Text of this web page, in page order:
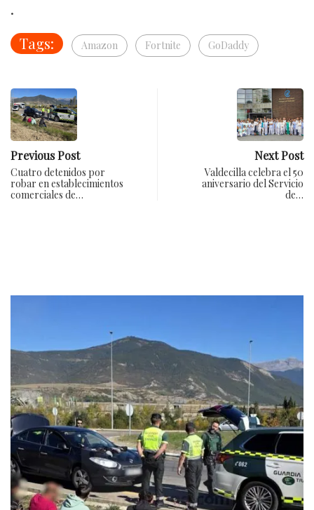
.
Tags:
Amazon Fortnite GoDaddy
Previous Post
Cuatro detenidos por
robar en establecimientos
comerciales de…
Next Post
Valdecilla celebra el 50
aniversario del Servicio
de…